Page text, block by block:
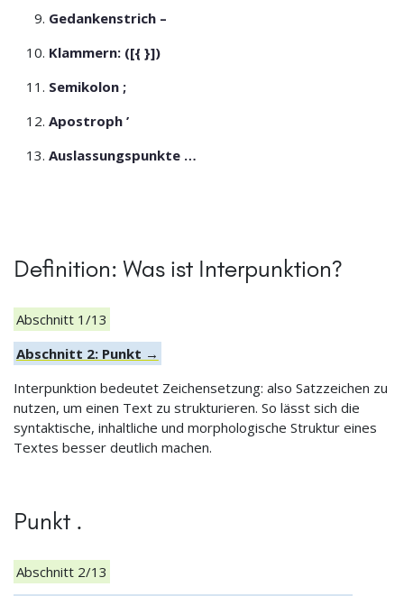
Gedankenstrich –
Klammern: ([{ }])
Semikolon ;
Apostroph ’
Auslassungspunkte …
Definition: Was ist Interpunktion?
Abschnitt 1/13
Abschnitt 2: Punkt →
Interpunktion bedeutet Zeichensetzung: also Satzzeichen zu
nutzen, um einen Text zu strukturieren. So lässt sich die
syntaktische, inhaltliche und morphologische Struktur eines
Textes besser deutlich machen.
Punkt .
Abschnitt 2/13